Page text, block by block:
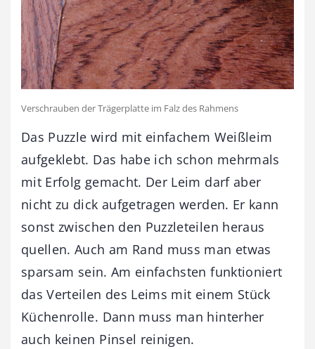
Verschrauben der Trägerplatte im Falz des Rahmens
Das Puzzle wird mit einfachem Weißleim
aufgeklebt. Das habe ich schon mehrmals
mit Erfolg gemacht. Der Leim darf aber
nicht zu dick aufgetragen werden. Er kann
sonst zwischen den Puzzleteilen heraus
quellen. Auch am Rand muss man etwas
sparsam sein. Am einfachsten funktioniert
das Verteilen des Leims mit einem Stück
Küchenrolle. Dann muss man hinterher
auch keinen Pinsel reinigen.